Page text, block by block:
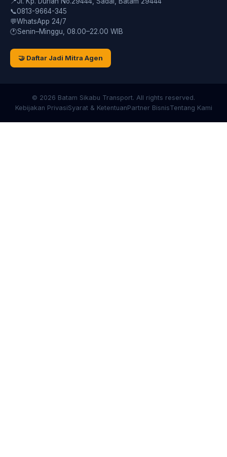
📞0813-9664-345
💬WhatsApp 24/7
🕐Senin–Minggu, 08.00–22.00 WIB
🤝 Daftar Jadi Mitra Agen
© 2026 Batam Sikabu Transport. All rights reserved.
Kebijakan PrivasiSyarat & KetentuanPartner BisnisTentang Kami